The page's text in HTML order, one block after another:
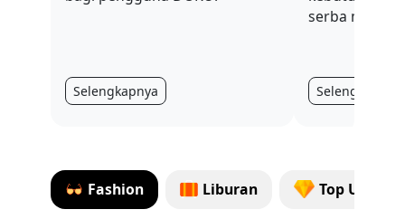
Selengkapnya
serba mahal.
Selengkapnya
Fashion Liburan Top Up